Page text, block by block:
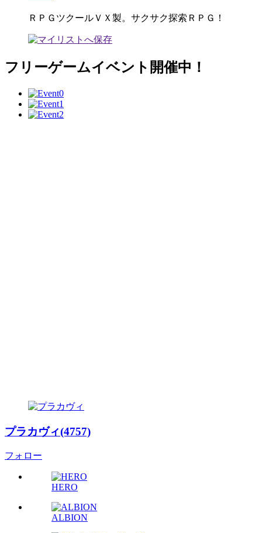
ＲＰＧツクールＶＸ製。サクサク探索ＲＰＧ！
フリーゲームイベント開催中！
プラカヴィ(4757)
フォロー
HERO
ALBION